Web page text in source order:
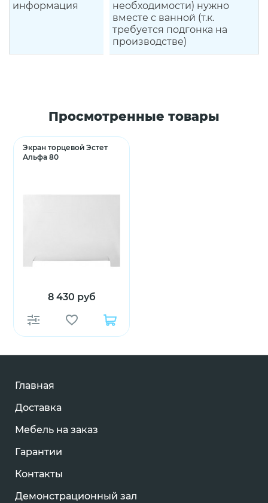
информация
необходимости) нужно
вместе с ванной (т.к.
требуется подгонка на
производстве)
Просмотренные товары
Экран торцевой Эстет
Альфа 80
8 430 руб
Главная
Доставка
Мебель на заказ
Гарантии
Контакты
Демонстрационный зал